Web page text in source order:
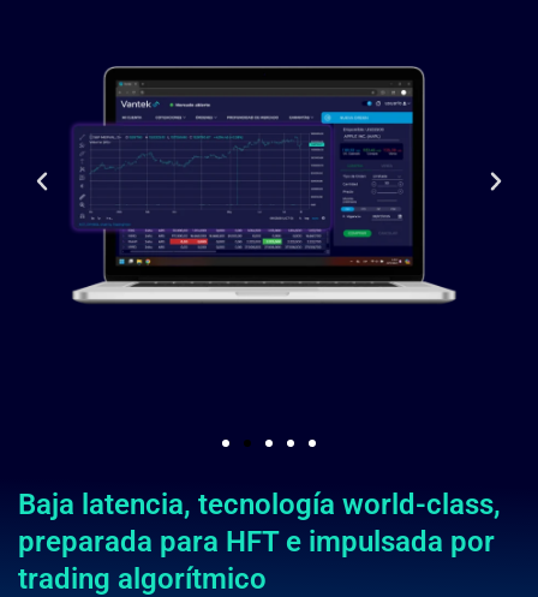
Baja latencia, tecnología world-class,
preparada para HFT e impulsada por
trading algorítmico